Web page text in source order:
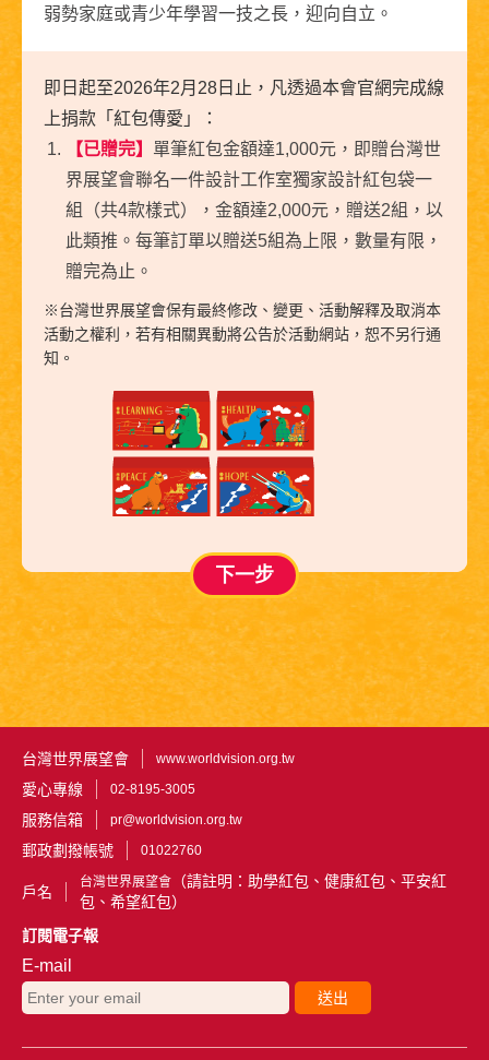
弱勢家庭或青少年學習一技之長，迎向自立。
即日起至2026年2月28日止，凡透過本會官網完成線
上捐款「紅包傳愛」：
【已贈完】 單筆紅包金額達1,000元，即贈台灣世
界展望會聯名一件設計工作室獨家設計紅包袋一
組（共4款樣式），金額達2,000元，贈送2組，以
此類推。每筆訂單以贈送5組為上限，數量有限，
贈完為止。
※台灣世界展望會保有最終修改、變更、活動解釋及取消本
活動之權利，若有相關異動將公告於活動網站，恕不另行通
知。
下一步
台灣世界展望會 www.worldvision.org.tw
愛心專線 02-8195-3005
服務信箱 pr@worldvision.org.tw
郵政劃撥帳號 01022760
戶名
台灣世界展望會 （請註明：助學紅包、健康紅包、平安紅
包、希望紅包）
訂閱電子報
E-mail
送出